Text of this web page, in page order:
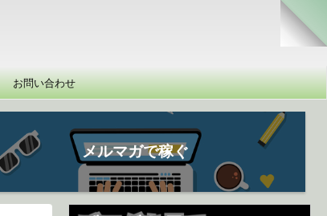
お問い合わせ
メルマガで稼ぐ